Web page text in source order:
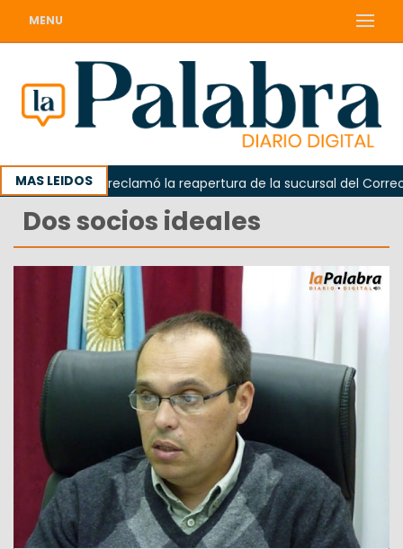
MENU
MAS LEIDOS
Odarda reclamó la reapertura de la sucursal del Correo
Dos socios ideales